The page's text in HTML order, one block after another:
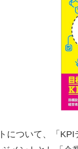
について、「KPI